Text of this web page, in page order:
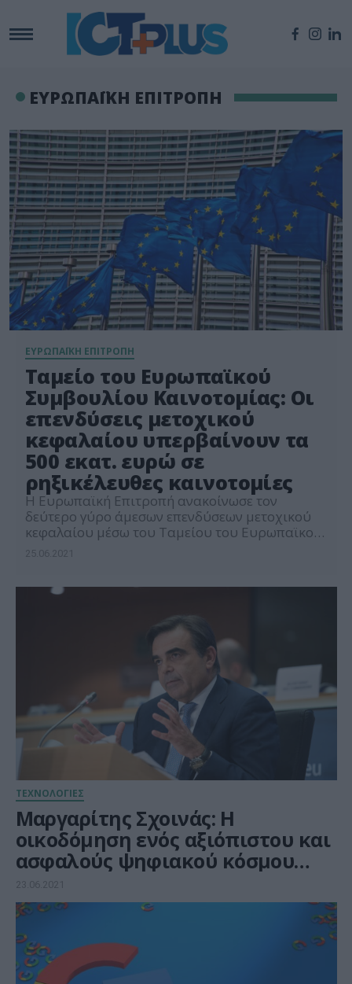
ΕΥΡΩΠΑΪΚΗ ΕΠΙΤΡΟΠΗ
ΕΥΡΩΠΑΪΚΗ ΕΠΙΤΡΟΠΗ
Ταμείο του Ευρωπαϊκού
Συμβουλίου Καινοτομίας: Οι
επενδύσεις μετοχικού
κεφαλαίου υπερβαίνουν τα
500 εκατ. ευρώ σε
ρηξικέλευθες καινοτομίες
Η Ευρωπαϊκή Επιτροπή ανακοίνωσε τον
δεύτερο γύρο άμεσων επενδύσεων μετοχικού
κεφαλαίου μέσω του Ταμείου του Ευρωπαϊκού
καινοτόμους νεοφυείς επιχειρήσεις και σε
συνολικού ύψους άνω των 500 εκατ. ευρώ, για
ΤΕΧΝΟΛΟΓΙΕΣ
Μαργαρίτης Σχοινάς: Η
οικοδόμηση ενός αξιόπιστου και
ασφαλούς ψηφιακού κόσμου
απαιτεί δέσμευση από όλους
23.06.2021